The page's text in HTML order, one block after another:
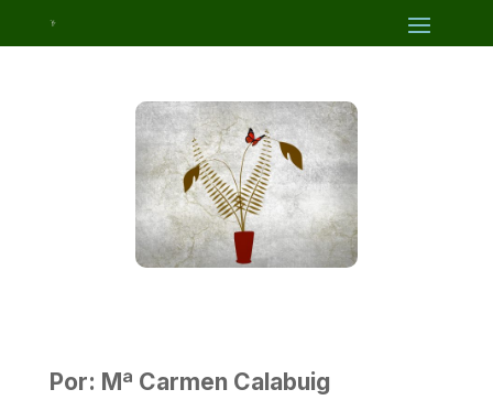
Por: Mª Carmen Calabuig